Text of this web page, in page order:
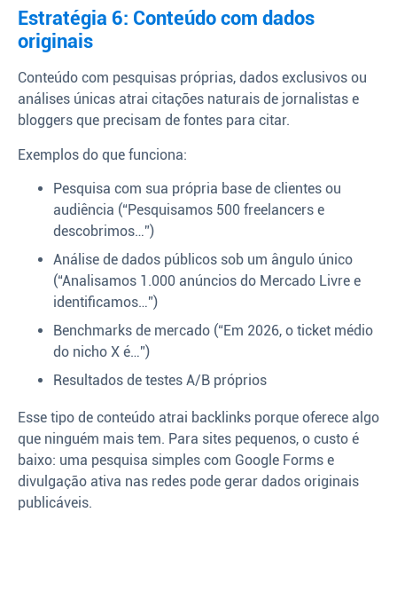
Estratégia 6: Conteúdo com dados
originais
Conteúdo com pesquisas próprias, dados exclusivos ou
análises únicas atrai citações naturais de jornalistas e
bloggers que precisam de fontes para citar.
Exemplos do que funciona:
Pesquisa com sua própria base de clientes ou
audiência (“Pesquisamos 500 freelancers e
descobrimos…”)
Análise de dados públicos sob um ângulo único
(“Analisamos 1.000 anúncios do Mercado Livre e
identificamos…”)
Benchmarks de mercado (“Em 2026, o ticket médio
do nicho X é…”)
Resultados de testes A/B próprios
Esse tipo de conteúdo atrai backlinks porque oferece algo
que ninguém mais tem. Para sites pequenos, o custo é
baixo: uma pesquisa simples com Google Forms e
divulgação ativa nas redes pode gerar dados originais
publicáveis.